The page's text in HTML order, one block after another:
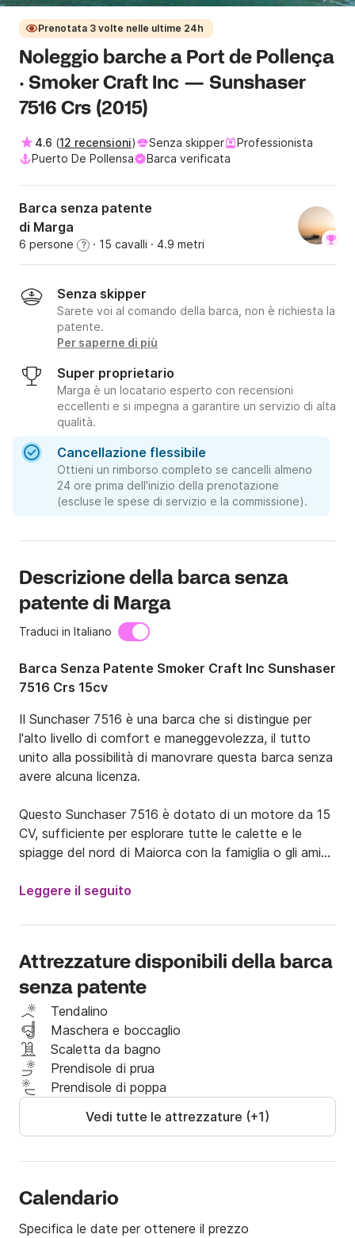
Prenotata 3 volte nelle ultime 24h
Noleggio barche a Port de Pollença
· Smoker Craft Inc — Sunshaser
7516 Crs (2015)
4.6 (12 recensioni) Senza skipper
Professionista
Puerto De Pollensa
Barca verificata
Barca senza patente
di Marga
6 persone ? · 15 cavalli · 4.9 metri
Senza skipper
Sarete voi al comando della barca, non è richiesta la
patente.
Per saperne di più
Super proprietario
Marga è un locatario esperto con recensioni
eccellenti e si impegna a garantire un servizio di alta
qualità.
Cancellazione flessibile
Ottieni un rimborso completo se cancelli almeno
24 ore prima dell'inizio della prenotazione
(escluse le spese di servizio e la commissione).
Descrizione della barca senza
patente di Marga
Traduci in Italiano
Barca Senza Patente Smoker Craft Inc Sunshaser
7516 Crs 15cv
Il Sunchaser 7516 è una barca che si distingue per
l'alto livello di comfort e maneggevolezza, il tutto
unito alla possibilità di manovrare questa barca senza
avere alcuna licenza.
Questo Sunchaser 7516 è dotato di un motore da 15
CV, sufficiente per esplorare tutte le calette e le
spiagge del nord di Maiorca con la famiglia o gli amici.
rendere il vostro viaggio il più confortevole possibile,
con radio FM, tavolo centrale e un'ampia zona
incluso nel prezzo
Solarium
tenda da sole
· Scala a pioli
· Ancora
Piattaforme di poppa
frigorifero Coleman
Non incluso nel prezzo
· Cibo e bevande
Leggere il seguito
Attrezzature disponibili della barca
senza patente
Tendalino
Maschera e boccaglio
Scaletta da bagno
Prendisole di prua
Prendisole di poppa
Vedi tutte le attrezzature (+1)
Calendario
Specifica le date per ottenere il prezzo